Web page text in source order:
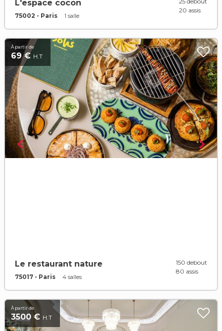
L'espace cocon
75002 - Paris 1 salle
20 assis
À partir de
69 € H.T
Le restaurant nature
75017 - Paris 4 salles
150 debout
80 assis
À partir de
3500 € H.T